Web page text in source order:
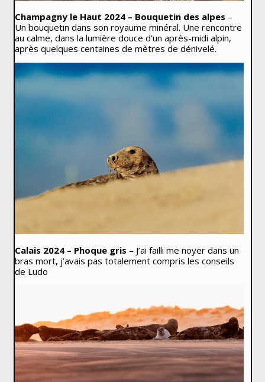
Champagny le Haut 2024 – Bouquetin des alpes –
Un bouquetin dans son royaume minéral. Une rencontre
au calme, dans la lumière douce d’un après-midi alpin,
après quelques centaines de mètres de dénivelé.
Calais 2024 – Phoque gris – J’ai failli me noyer dans un
bras mort, j’avais pas totalement compris les conseils
de Ludo